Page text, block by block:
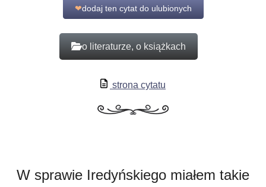
❤dodaj ten cytat do ulubionych
o literaturze, o książkach
strona cytatu
W sprawie Iredyńskiego miałem takie